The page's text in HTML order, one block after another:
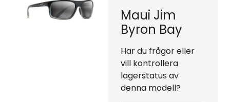
Maui Jim
Byron Bay
Har du frågor eller
vill kontrollera
lagerstatus av
denna modell?